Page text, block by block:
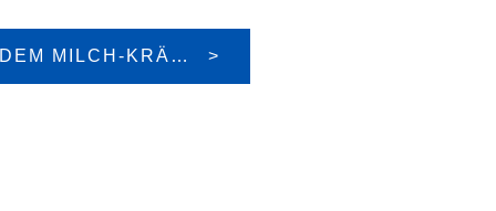
UNTERWEGS AUF DEM MILCH-KRÄUTER-KÄSEWEG IM KRÄUTERDORF HERGISWIL